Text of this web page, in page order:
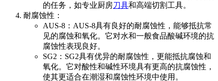
的任务，如专业厨房刀具和高端切割工具。
耐腐蚀性：
AUS-8：AUS-8具有良好的耐腐蚀性，能够抵抗常
见的腐蚀和氧化。它对水和一般食品酸碱环境的抗
腐蚀性表现良好。
SG2：SG2具有优异的耐腐蚀性，更能抵抗腐蚀和
氧化。它对酸性和碱性环境具有更高的抗腐蚀性，
使其更适合在潮湿和腐蚀性环境中使用。